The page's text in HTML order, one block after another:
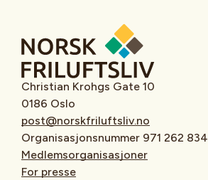
Christian Krohgs Gate 10
0186 Oslo
post@norskfriluftsliv.no
Organisasjonsnummer 971 262 834
Medlemsorganisasjoner
For presse